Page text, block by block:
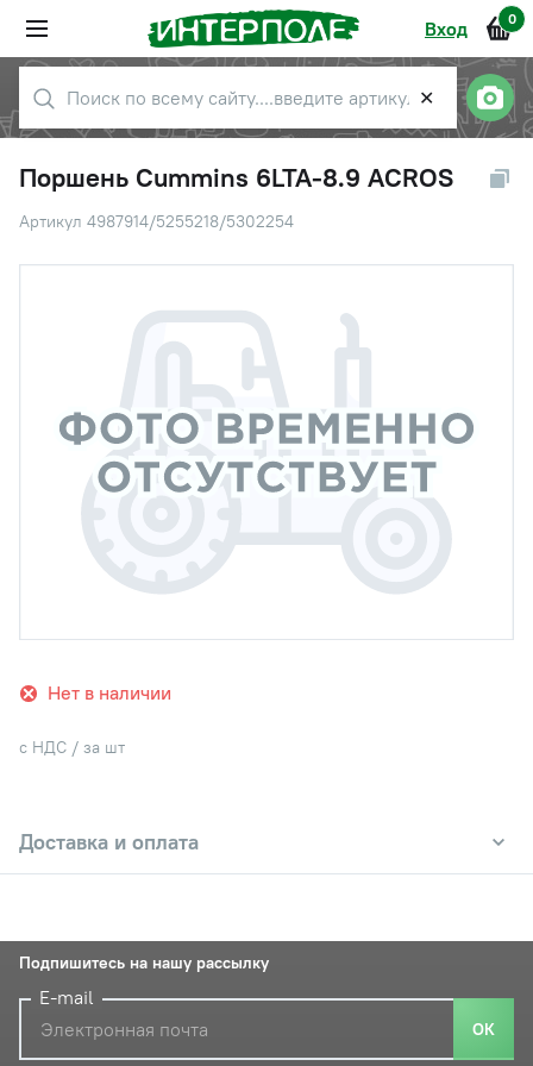
Вход 0
✕
Поршень Cummins 6LTA-8.9 ACROS
Артикул 4987914/5255218/5302254
Нет в наличии
с НДС / за шт
Доставка и оплата
Подпишитесь на нашу рассылку
E-mail
ОК